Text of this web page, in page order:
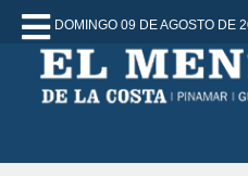
DOMINGO 09 DE AGOSTO DE